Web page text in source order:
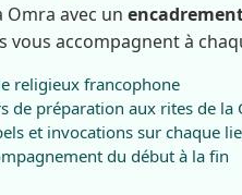
Omra avec un
vous accompagnent à
religieux francophone
de préparation aux rites de la
et invocations sur chaque
du début à la fin